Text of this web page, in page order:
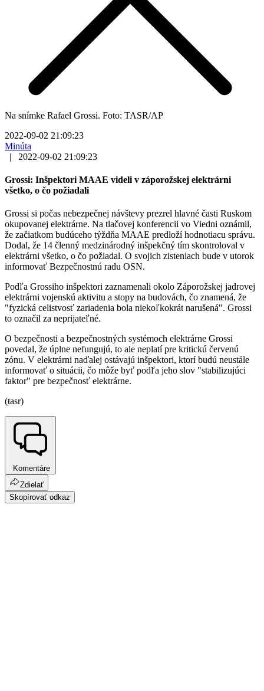
Na snímke Rafael Grossi. Foto: TASR/AP
2022-09-02 21:09:23
Minúta
|
2022-09-02 21:09:23
Grossi: Inšpektori MAAE videli v záporožskej elektrárni
všetko, o čo požiadali
Grossi si počas nebezpečnej návštevy prezrel hlavné časti Ruskom
okupovanej elektrárne. Na tlačovej konferencii vo Viedni oznámil,
že začiatkom budúceho týždňa MAAE predloží hodnotiacu správu.
Dodal, že 14 členný medzinárodný inšpekčný tím skontroloval v
elektrárni všetko, o čo požiadal. O svojich zisteniach bude v utorok
informovať Bezpečnostnú radu OSN.
Podľa Grossiho inšpektori zaznamenali okolo Záporožskej jadrovej
elektrárni vojenskú aktivitu a stopy na budovách, čo znamená, že
"fyzická celistvosť zariadenia bola niekoľkokrát narušená". Grossi
to označil za neprijateľné.
O bezpečnosti a bezpečnostných systémoch elektrárne Grossi
povedal, že úplne nefungujú, to ale neplatí pre kritickú červenú
zónu. V elektrárni naďalej ostávajú inšpektori, ktorí budú neustále
informovať o situácii, čo môže byť podľa jeho slov "stabilizujúci
faktor" pre bezpečnosť elektrárne.
(tasr)
Komentáre
Zdielať
Skopírovať odkaz